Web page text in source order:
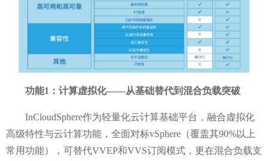
功能1：计算虚拟化——从基础替代到混合负载突破
InCloudSphere作为轻量化云计算基础平台，融合虚拟化
高级特性与云计算功能，全面对标vSphere（覆盖其90%以上
常用功能），可替代VVEP和VVS订阅模式，更在混合负载支